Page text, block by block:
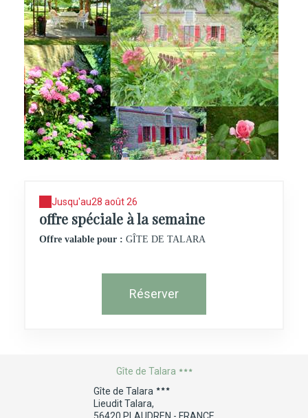
Jusqu'au28 août 26
offre spéciale à la semaine
Offre valable pour : GÎTE DE TALARA
Réserver
Gîte de Talara
Gîte de Talara
Lieudit Talara,